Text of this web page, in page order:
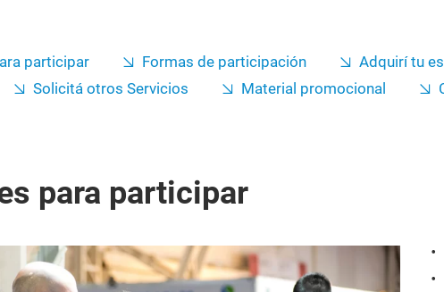
participar Formas de participación Adquirí tu
Solicitá otros Servicios Material promocional
para participar